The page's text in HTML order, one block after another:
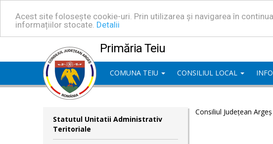
Acest site folosește cookie-uri. Prin utilizarea și navigarea în
informațiilor stocate. Detalii
Primăria Teiu
COMUNA TEIU CONSILIUL LOCAL
Statutul Unitatii Administrativ
Teritoriale
Consiliul Județean Argeș